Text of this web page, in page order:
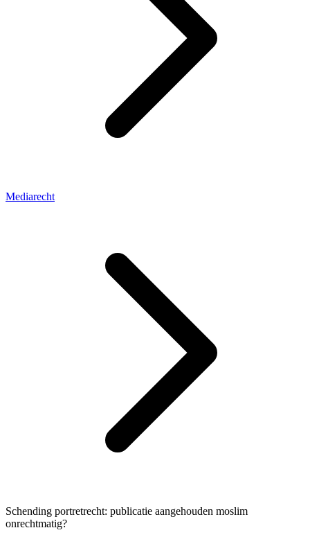
Mediarecht
Schending portretrecht: publicatie aangehouden moslim
onrechtmatig?